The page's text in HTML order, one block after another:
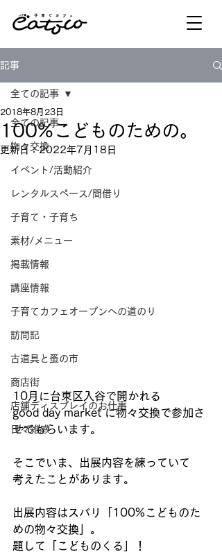
記事
全ての記事
物々交換
イベント/活動紹介
レンタルスペース/間借り
子育て・子育ち
素材/メニュー
掲載情報
講座情報
子育てカフェオープンへの道のり
訪問記
古道具と蚤の市
商店街
店舗ディスプレイのお仕事
日々雑感
全ての記事
100%こどものための。
2018年8月23日
更新日：2022年7月18日
10月に台東区入谷で開かれる
good day market に物々交換で参加さ
せてもらいます。
そこでいま、出展内容を練っていて
考えたことがあります。
出展内容はスバリ「100%こどものた
めの物々交換」。
題して「こどものくる」！